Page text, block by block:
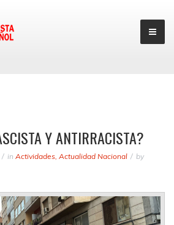
Y ANTIRRACISTA?
in Actividades Actualidad Nacional
by